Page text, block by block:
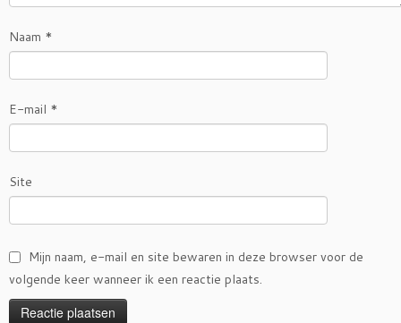
Naam *
E-mail *
Site
Mijn naam, e-mail en site bewaren in deze browser voor de
volgende keer wanneer ik een reactie plaats.